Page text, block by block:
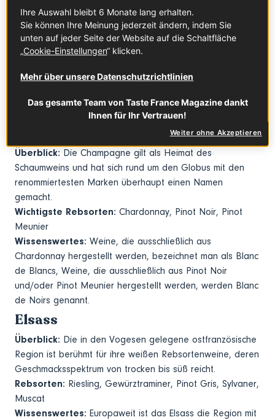
Châteauneuf-du-Pape AOC
Produkt ansehen
AOP Muscadet
Produkt ansehen
Überblick: Die Champagne gilt als Heimat des
Schaumweins und hat sich rund um den Globus mit den
renommiertesten Marken überhaupt einen Namen
gemacht.
Wichtigste Rebsorten: Chardonnay, Pinot Noir, Pinot
Meunier
Wissenswertes: Weine, die ausschließlich aus
Chardonnay hergestellt werden, bezeichnet man als Blanc
de Blancs, Weine, die ausschließlich aus Pinot Noir
und/oder Pinot Meunier hergestellt werden, werden Blanc
de Noirs genannt.
Elsass
Überblick: Die in den Vogesen gelegene ostfranzösische
Region ist berühmt für ihre weißen Rebsortenweine, deren
Geschmacksspektrum von trocken bis süß reicht.
Rebsorten: Riesling, Gewürztraminer, Pinot Gris, Sylvaner,
Muscat
Wissenswertes: Europaweit ist das Elsass die Region mit
Ihre Auswahl bleibt 6 Monate lang erhalten.
Sie können Ihre Meinung jederzeit ändern, indem Sie
unten auf jeder Seite der Website auf die Schaltfläche
„Cookie-Einstellungen“ klicken.
Mehr über unsere Datenschutzrichtlinien
Das gesamte Team von Taste France Magazine dankt
Ihnen für Ihr Vertrauen!
Weiter ohne Akzeptieren